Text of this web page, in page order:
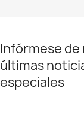
Infórmese
últimas
especiales